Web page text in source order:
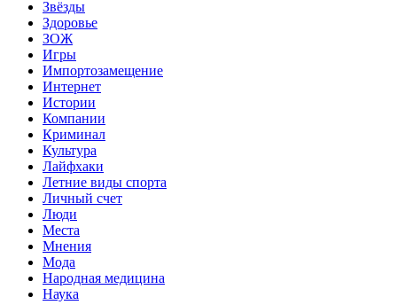
Звёзды
Здоровье
ЗОЖ
Игры
Импортозамещение
Интернет
Истории
Компании
Криминал
Культура
Лайфхаки
Летние виды спорта
Личный счет
Люди
Места
Мнения
Мода
Народная медицина
Наука